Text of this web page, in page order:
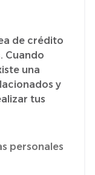
de crédito
Cuando
una
y
tus
personales